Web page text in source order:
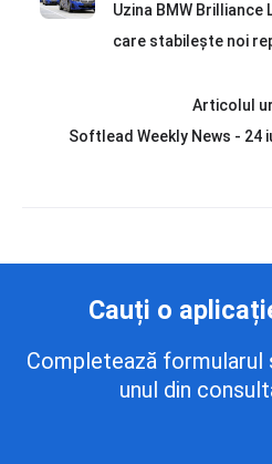
Uzina BMW
care stabileşte noi
Articolul
Softlead Weekly News - 24
Cauți o
Completează
unul din